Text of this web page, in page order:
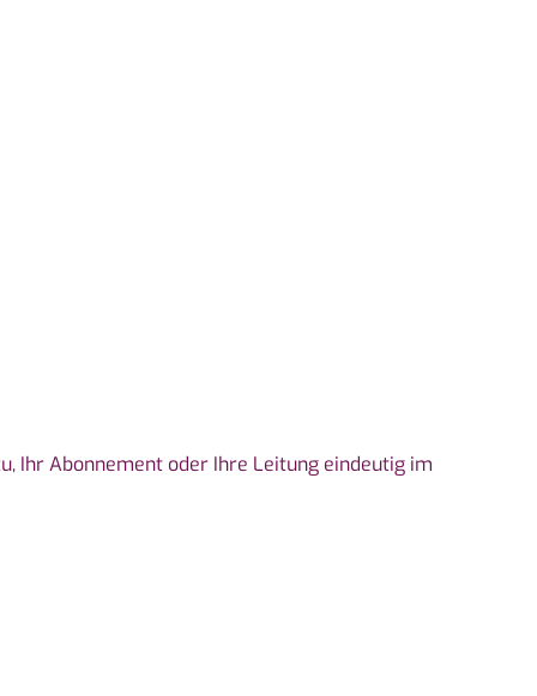
Ihr Abonnement oder Ihre Leitung eindeutig im